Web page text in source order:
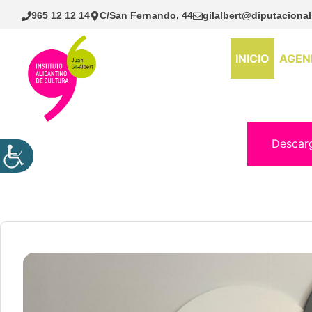
Saltar
965 12 12 14 C/San Fernando, 44
INICIO